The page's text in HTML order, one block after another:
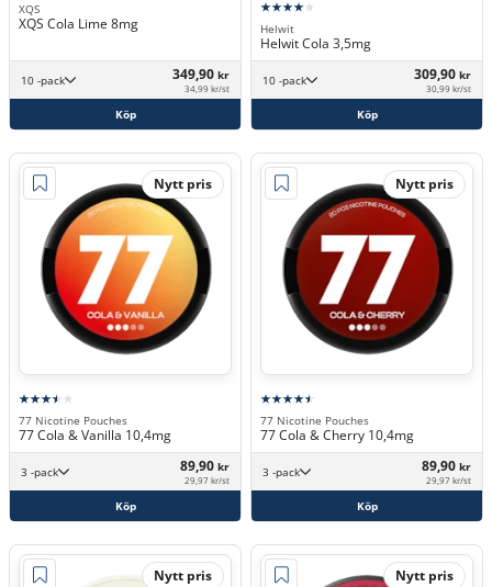
XQS
XQS Cola Lime 8mg
10 -pack 349,90 kr
34,99 kr/st
Köp
Helwit
Helwit Cola 3,5mg
10 -pack 309,90 kr
30,99 kr/st
Köp
Nytt pris
77 Nicotine Pouches
77 Cola & Vanilla 10,4mg
3 -pack 89,90 kr
29,97 kr/st
Köp
Nytt pris
77 Nicotine Pouches
77 Cola & Cherry 10,4mg
3 -pack 89,90 kr
29,97 kr/st
Köp
Nytt pris Nytt pris